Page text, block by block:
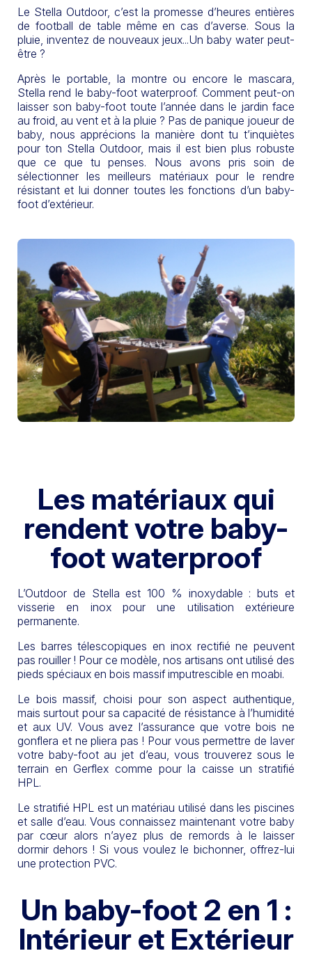
Le Stella Outdoor, c’est la promesse d’heures entières
de football de table même en cas d’averse. Sous la
pluie, inventez de nouveaux jeux...Un baby water peut-
être ?
Après le portable, la montre ou encore le mascara,
Stella rend le baby-foot waterproof. Comment peut-on
laisser son baby-foot toute l’année dans le jardin face
au froid, au vent et à la pluie ? Pas de panique joueur de
baby, nous apprécions la manière dont tu t’inquiètes
pour ton Stella Outdoor, mais il est bien plus robuste
que ce que tu penses. Nous avons pris soin de
sélectionner les meilleurs matériaux pour le rendre
résistant et lui donner toutes les fonctions d’un baby-
foot d’extérieur.
Les matériaux qui
rendent votre baby-
foot waterproof
L’Outdoor de Stella est 100 % inoxydable : buts et
visserie en inox pour une utilisation extérieure
permanente.
Les barres télescopiques en inox rectifié ne peuvent
pas rouiller ! Pour ce modèle, nos artisans ont utilisé des
pieds spéciaux en bois massif imputrescible en moabi.
Le bois massif, choisi pour son aspect authentique,
mais surtout pour sa capacité de résistance à l’humidité
et aux UV. Vous avez l’assurance que votre bois ne
gonflera et ne pliera pas ! Pour vous permettre de laver
votre baby-foot au jet d’eau, vous trouverez sous le
terrain en Gerflex comme pour la caisse un stratifié
HPL.
Le stratifié HPL est un matériau utilisé dans les piscines
et salle d’eau. Vous connaissez maintenant votre baby
par cœur alors n’ayez plus de remords à le laisser
dormir dehors ! Si vous voulez le bichonner, offrez-lui
une protection PVC.
Un baby-foot 2 en 1 :
Intérieur et Extérieur